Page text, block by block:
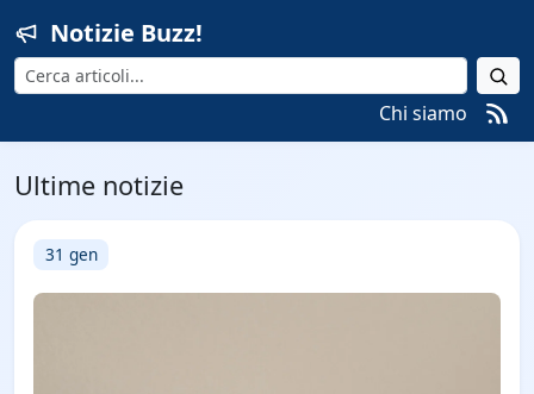
Notizie Buzz!
Cerca
Chi siamo
Ultime notizie
31 gen